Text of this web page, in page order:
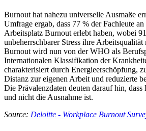
Burnout hat nahezu universelle Ausmaße
Umfrage ergab, dass 77 % der Fachleute
Arbeitsplatz Burnout erlebt haben, wobei
unbeherrschbarer Stress ihre Arbeitsqualität
Burnout wird nun von der WHO als
Internationalen Klassifikation der
charakterisiert durch Energieerschöpfung,
Distanz zur eigenen Arbeit und reduzierte
Die Prävalenzdaten deuten darauf hin,
und nicht die Ausnahme ist.
Source: Deloitte - Workplace Burnout